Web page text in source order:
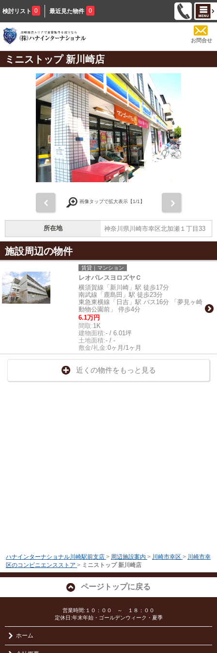
検討リスト 0 最近見た物件 0
お問合せ
ミニストップ 新川崎店
画像タップで拡大表示【1/1】
所在地 神奈川県川崎市幸区北加瀬１丁目33
施設周辺の物件
賃貸｜マンション
レオパレスヨロズヤＣ
横須賀線「新川崎」駅 徒歩17分
南武線「鹿島田」駅 徒歩23分
東急東横線「日吉」駅 バス16分 「夢見ヶ崎
動物公園前」 停歩4分
6.1万円
間取:1K
建物面積:- / 6.01坪
土地面積:- / -
敷金/礼金:0ヶ月/1ヶ月
近くの物件をもっと見る
ハナインターナショナル川崎駅前支店 > 周辺施設案内 > 川崎市幸区 > 川崎市幸
区のコンビニエンスストア > ミニストップ 新川崎店
ページトップに戻る
営業時間:１０：００ ～ １８：００
定休日:年末年始・ゴールデンウィーク・夏季
ホーム